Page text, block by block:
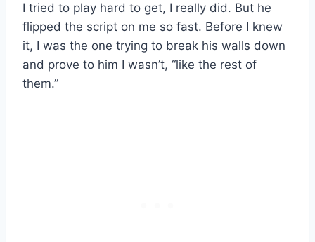
I tried to play hard to get, I really did. But he
flipped the script on me so fast. Before I knew
it, I was the one trying to break his walls down
and prove to him I wasn’t, “like the rest of
them.”